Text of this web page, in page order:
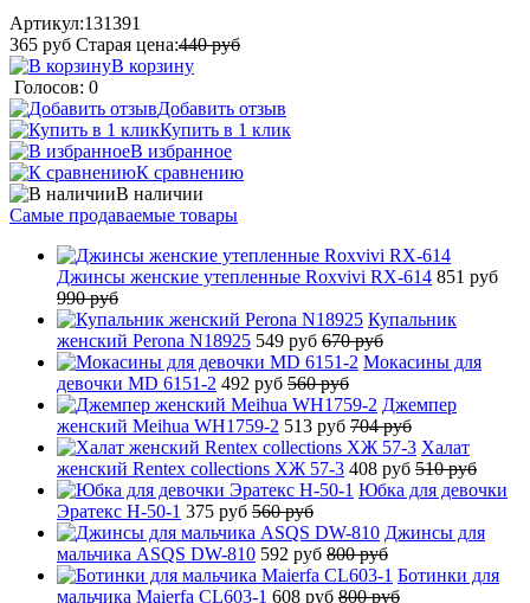
Артикул:131391
365 руб Старая цена:440руб
В корзину
Голосов: 0
Добавить отзыв
Купить в 1 клик
В избранное
К сравнению
В наличии
Самые продаваемые товары
Джинсы женские утепленные Roxvivi RX-614 851 руб
990 руб
Купальник
женский Perona N18925 549 руб 670 руб
Мокасины для
девочки MD 6151-2 492 руб 560 руб
Джемпер
женский Meihua WH1759-2 513 руб 704 руб
Халат
женский Rentex collections ХЖ 57-3 408 руб 510 руб
Юбка для девочки
Эратекс H-50-1 375 руб 560 руб
Джинсы для
мальчика ASQS DW-810 592 руб 800 руб
Ботинки для
мальчика Maierfa CL603-1 608 руб 800 руб